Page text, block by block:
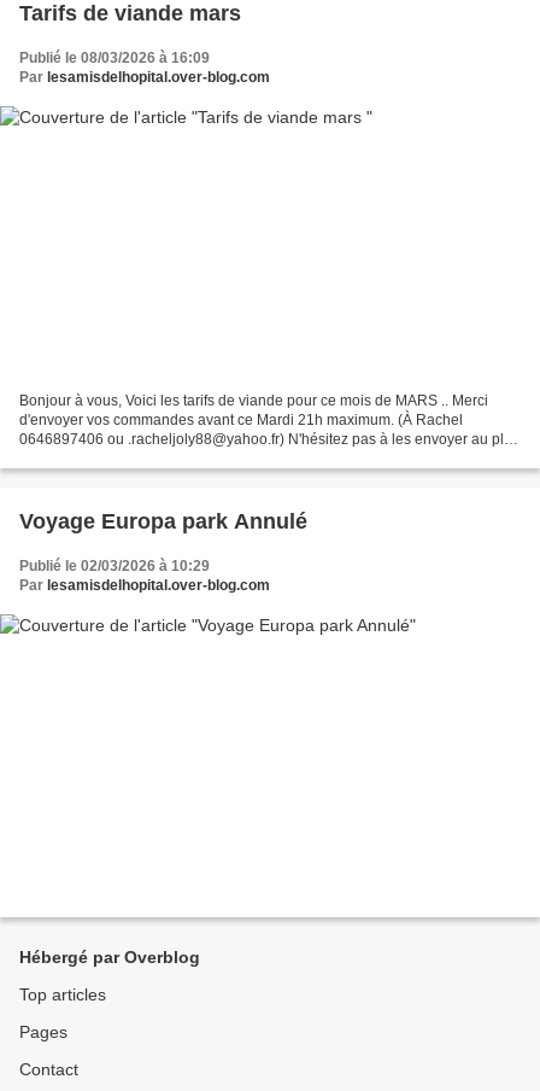
Tarifs de viande mars
Publié le 08/03/2026 à 16:09
Par lesamisdelhopital.over-blog.com
Bonjour à vous, Voici les tarifs de viande pour ce mois de MARS .. Merci
d'envoyer vos commandes avant ce Mardi 21h maximum. (À Rachel
0646897406 ou .racheljoly88@yahoo.fr) N'hésitez pas à les envoyer au plus
Voyage Europa park Annulé
Publié le 02/03/2026 à 10:29
Par lesamisdelhopital.over-blog.com
Hébergé par Overblog
Top articles
Pages
Contact